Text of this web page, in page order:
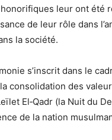
leur ont été
de leur rôle dans
la société.
s’inscrit dans le
consolidation des
El‑Qadr (la Nuit du
de la nation